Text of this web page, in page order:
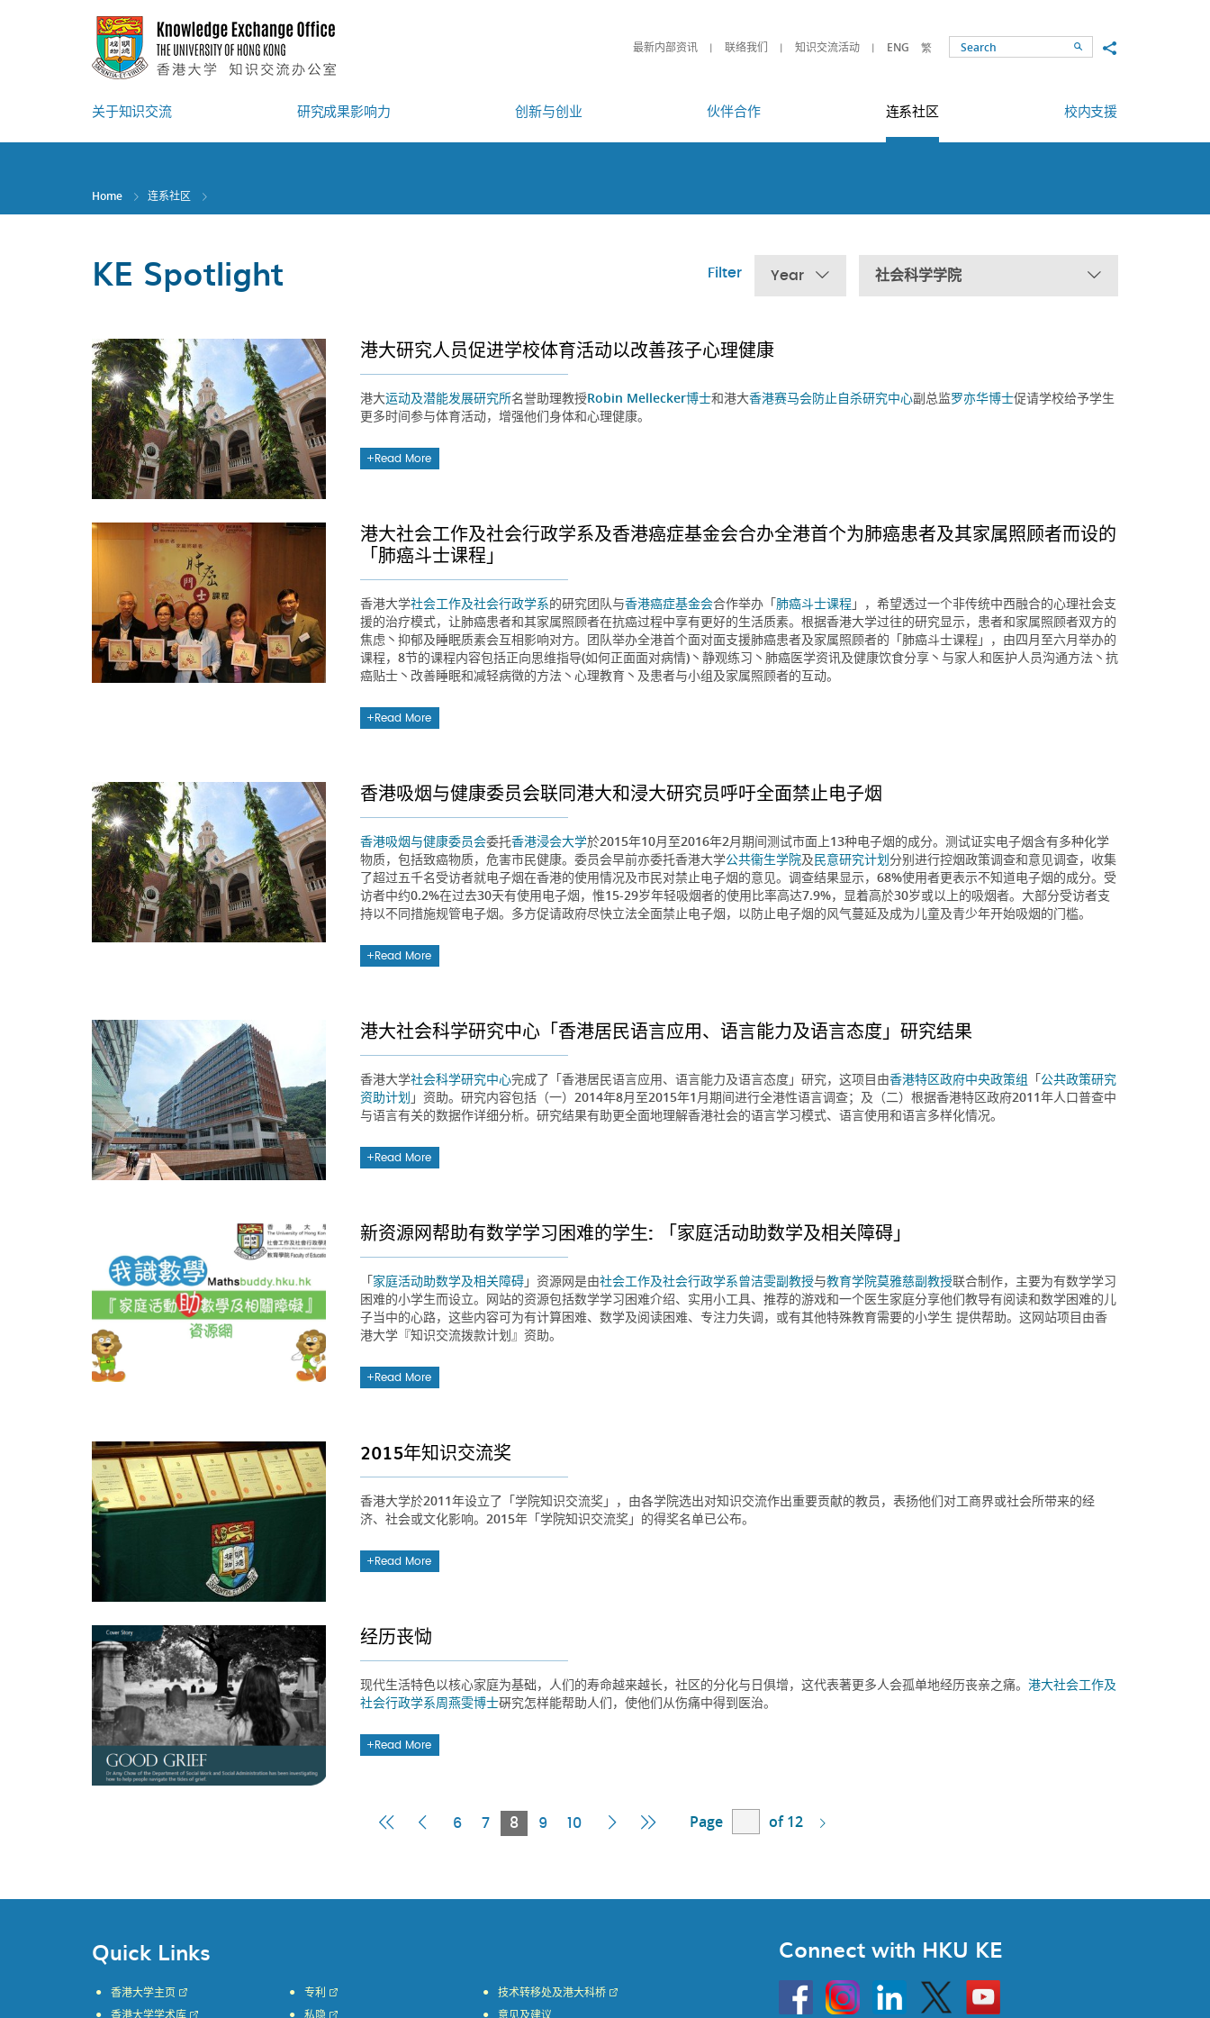
最新内部资讯 联络我们 知识交流活动 ENG 繁 SearchShare to
关于知识交流 研究成果影响力 创新与创业 伙伴合作 连系社区 校内支援
Home 连系社区
KE Spotlight Filter Year 社会科学学院
港大研究人员促进学校体育活动以改善孩子心理健康
港大运动及潜能发展研究所名誉助理教授Robin Mellecker博士和港大香港赛马会防止自杀研究中心副总监罗亦华博士促请学校给予学生
更多时间参与体育活动，增强他们身体和心理健康。
Read More
港大社会工作及社会行政学系及香港癌症基金会合办全港首个为肺癌患者及其家属照顾者而设的
「肺癌斗士课程」
香港大学社会工作及社会行政学系的研究团队与香港癌症基金会合作举办「肺癌斗士课程」，希望透过一个非传统中西融合的心理社会支
援的治疗模式，让肺癌患者和其家属照顾者在抗癌过程中享有更好的生活质素。根据香港大学过往的研究显示，患者和家属照顾者双方的
焦虑丶抑郁及睡眠质素会互相影响对方。团队举办全港首个面对面支援肺癌患者及家属照顾者的「肺癌斗士课程」，由四月至六月举办的
课程，8节的课程内容包括正向思维指导(如何正面面对病情)丶静观练习丶肺癌医学资讯及健康饮食分享丶与家人和医护人员沟通方法丶抗
癌贴士丶改善睡眠和减轻病徵的方法丶心理教育丶及患者与小组及家属照顾者的互动。
Read More
香港吸烟与健康委员会联同港大和浸大研究员呼吁全面禁止电子烟
香港吸烟与健康委员会委托香港浸会大学於2015年10月至2016年2月期间测试市面上13种电子烟的成分。测试证实电子烟含有多种化学
物质，包括致癌物质，危害市民健康。委员会早前亦委托香港大学公共衞生学院及民意研究计划分别进行控烟政策调查和意见调查，收集
了超过五千名受访者就电子烟在香港的使用情况及市民对禁止电子烟的意见。调查结果显示，68%使用者更表示不知道电子烟的成分。受
访者中约0.2%在过去30天有使用电子烟，惟15-29岁年轻吸烟者的使用比率高达7.9%，显着高於30岁或以上的吸烟者。大部分受访者支
持以不同措施规管电子烟。多方促请政府尽快立法全面禁止电子烟，以防止电子烟的风气蔓延及成为儿童及青少年开始吸烟的门槛。
Read More
港大社会科学研究中心「香港居民语言应用、语言能力及语言态度」研究结果
香港大学社会科学研究中心完成了「香港居民语言应用、语言能力及语言态度」研究，这项目由香港特区政府中央政策组 「公共政策研究
资助计划 」资助。研究内容包括（一）2014年8月至2015年1月期间进行全港性语言调查；及（二）根据香港特区政府2011年人口普查中
与语言有关的数据作详细分析。研究结果有助更全面地理解香港社会的语言学习模式、语言使用和语言多样化情况。
Read More
新资源网帮助有数学学习困难的学生: 「家庭活动助数学及相关障碍」
「家庭活动助数学及相关障碍」资源网是由社会工作及社会行政学系曾洁雯副教授与教育学院莫雅慈副教授联合制作，主要为有数学学习
困难的小学生而设立。网站的资源包括数学学习困难介绍、实用小工具、推荐的游戏和一个医生家庭分享他们教导有阅读和数学困难的儿
子当中的心路，这些内容可为有计算困难、数学及阅读困难、专注力失调，或有其他特殊教育需要的小学生 提供帮助。这网站项目由香
港大学『知识交流拨款计划』资助。
Read More
2015年知识交流奖
香港大学於2011年设立了「学院知识交流奖」，由各学院选出对知识交流作出重要贡献的教员，表扬他们对工商界或社会所带来的经
济、社会或文化影响。2015年「学院知识交流奖」的得奖名单已公布。
Read More
经历丧恸
现代生活特色以核心家庭为基础，人们的寿命越来越长，社区的分化与日俱增，这代表著更多人会孤单地经历丧亲之痛。 港大社会工作及
社会行政学系周燕雯博士硏究怎样能帮助人们，使他们从伤痛中得到医治。
Read More
First
Previous
6 7 8Current
9 10
Next Last
Page of 12
Quick Links
香港大学主页
香港大学学术库
专利
私隐
技术转移处及港大科桥
意见及建议
Connect with HKU KE
InstagramLinkedin Twitter
Go
to